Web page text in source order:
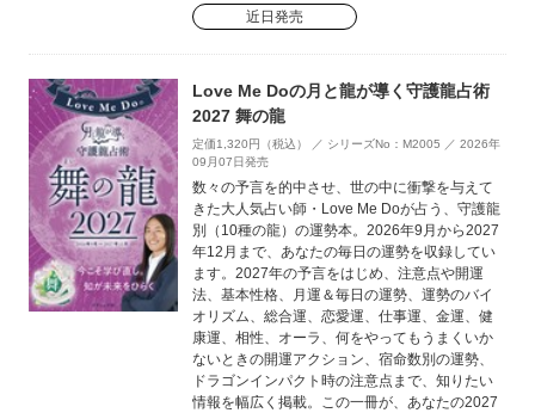
近日発売
Love Me Doの月と龍が導く守護龍占術
2027 舞の龍
定価1,320円（税込） ／ シリーズNo：M2005 ／ 2026年
09月07日発売
数々の予言を的中させ、世の中に衝撃を与えて
きた大人気占い師・Love Me Doが占う、守護龍
別（10種の龍）の運勢本。2026年9月から2027
年12月まで、あなたの毎日の運勢を収録してい
ます。2027年の予言をはじめ、注意点や開運
法、基本性格、月運＆毎日の運勢、運勢のバイ
オリズム、総合運、恋愛運、仕事運、金運、健
康運、相性、オーラ、何をやってもうまくいか
ないときの開運アクション、宿命数別の運勢、
ドラゴンインパクト時の注意点まで、知りたい
情報を幅広く掲載。この一冊が、あなたの2027